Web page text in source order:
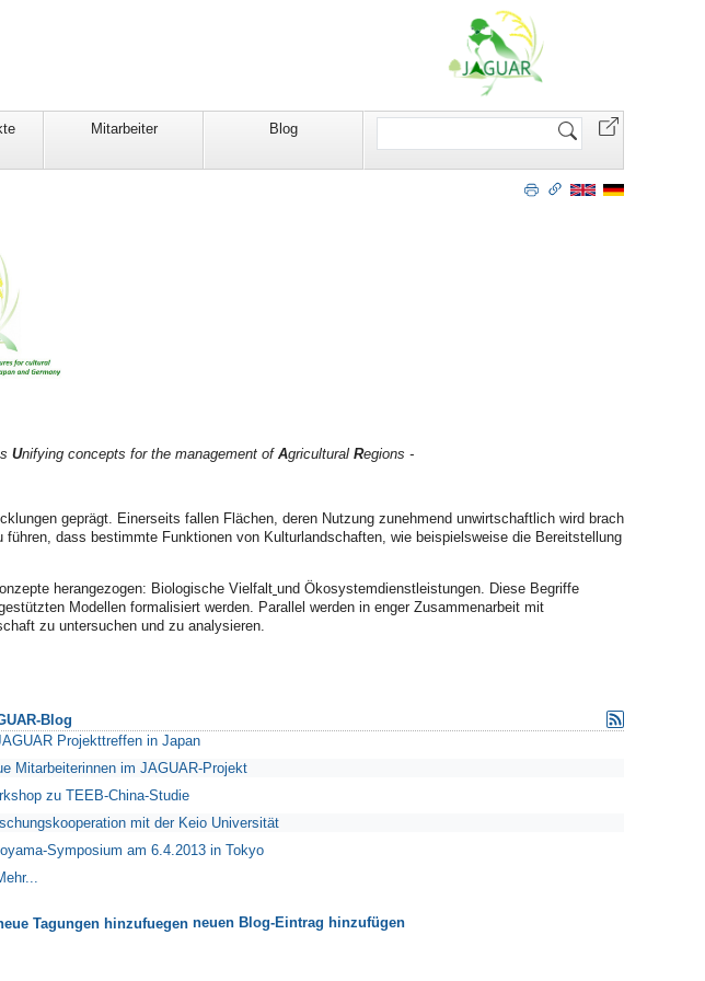
Mitarbeiter Blog
Website
Unifying concepts for the management of Agricultural Regions -
geprägt. Einerseits fallen Flächen, deren Nutzung zunehmend unwirtschaftlich wird brach
dass bestimmte Funktionen von Kulturlandschaften, wie beispielsweise die Bereitstellung
herangezogen: Biologische Vielfalt und Ökosystemdienstleistungen . Diese Begriffe
Modellen formalisiert werden. Parallel werden in enger Zusammenarbeit mit
zu untersuchen und zu analysieren.
Blog
Projekttreffen in Japan
Mitarbeiterinnen im JAGUAR-Projekt
zu TEEB-China-Studie
mit der Keio Universität
Symposium am 6.4.2013 in Tokyo
neuen Blog-Eintrag hinzufügen